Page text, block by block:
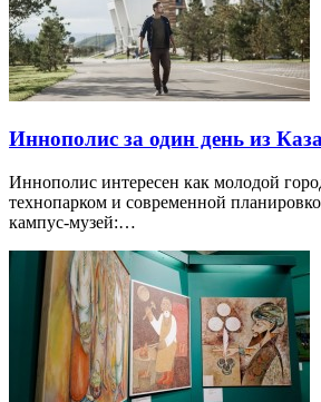
Иннополис за один день из
Иннополис интересен как молодой
технопарком и современной
кампус-музей:…